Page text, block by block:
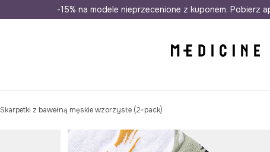
Wysyłka nawet w 24h Darmowa dostawa do
-15% na modele nieprzecenione z kuponem. Pobierz
Skarpetki z bawełną męskie wzorzyste (2-pack)